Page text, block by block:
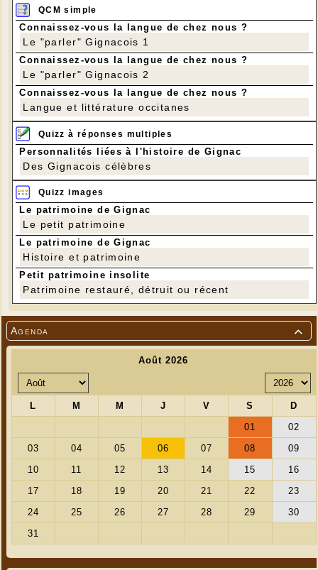

Agenda
QCM simple
Connaissez-vous la langue de chez nous ?
Le "parler" Gignacois 1
Connaissez-vous la langue de chez nous ?
Le "parler" Gignacois 2
Connaissez-vous la langue de chez nous ?
Langue et littérature occitanes
Quizz à réponses multiples
Personnalités liées à l'histoire de Gignac
Des Gignacois célèbres
Quizz images
Le patrimoine de Gignac
Le petit patrimoine
Le patrimoine de Gignac
Histoire et patrimoine
Petit patrimoine insolite
Patrimoine restauré, détruit ou récent